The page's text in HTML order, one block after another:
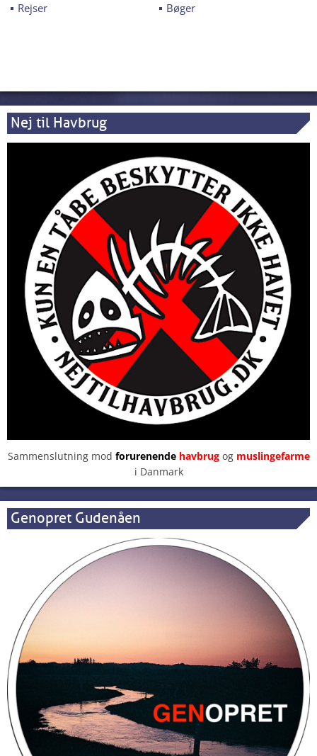
Rejser
Bøger
Nej til Havbrug
Sammenslutning mod forurenendehavbrugog muslingefarme
i Danmark
Genopret Gudenåen